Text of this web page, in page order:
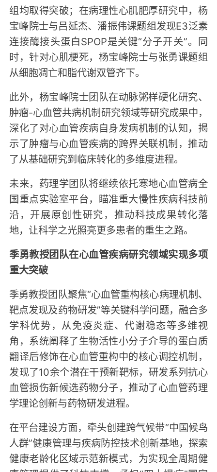
组均取得突破；在病理性心肌肥厚研究中，杨
宝峰院士与吕延杰、潘振伟课题组发现E3泛素
连接酶接头蛋白SPOP是关键“分子开关”。同
时，针对心肌梗死，杨宝峰院士与张勇课题组
从细胞凋亡和脂代谢双管齐下。
此外，杨宝峰院士团队在动脉粥样硬化研究、
肿瘤-心血管共病机制研究领域等研究成果中，
深化了对心血管疾病自身发病机制的认知，揭
示了肿瘤与心血管疾病的跨界关联机制，推动
了从基础研究到临床转化的多维度进程。
未来，药理学团队将继续依托寒地心血管病全
国重点实验室平台，瞄准重大慢性疾病科技前
沿，开展原创性研究，推动科技成果转化落
地，让科学之光照亮更多患者的重生之路。
季勇教授团队在心血管疾病研究领域实现多项
重大突破
季勇教授团队聚焦“心血管重构核心病理机制、
靶点发现及药物研发”等关键科学问题，融合多
学科优势，从免疫炎症、代谢稳态等多维视
角，系统阐释了生物活性小分子介导的蛋白质
翻译后修饰在心血管重构中的核心调控机制，
发现了10余个潜在干预新靶标，研发系列抗心
血管损伤新候选药物分子，推动了心血管药理
学理论创新与药物研发进程。
在平台建设方面，牵头创建跨气候带“中国候鸟
人群”健康管理与疾病防控技术创新基地，探索
健康老龄化区域示范新模式，为实现全周期健